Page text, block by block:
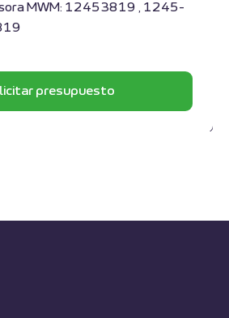
MWM: 12453819 , 1245-
presupuesto